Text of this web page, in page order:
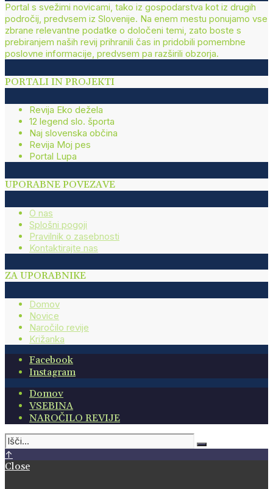
Portal s svežimi novicami, tako iz gospodarstva kot iz drugih
področij, predvsem iz Slovenije. Na enem mestu ponujamo vse
zbrane relevantne podatke o določeni temi, zato boste s
prebiranjem naših revij prihranili čas in pridobili pomembne
poslovne informacije, predvsem pa razširili obzorja.
PORTALI IN PROJEKTI
Revija Eko dežela
12 legend slo. športa
Naj slovenska občina
Revija Moj pes
Portal Lupa
UPORABNE POVEZAVE
O nas
Splošni pogoji
Pravilnik o zasebnosti
Kontaktirajte nas
ZA UPORABNIKE
Domov
Novice
Naročilo revije
Križanka
Facebook
Instagram
Domov
VSEBINA
NAROČILO REVIJE
↑
Close